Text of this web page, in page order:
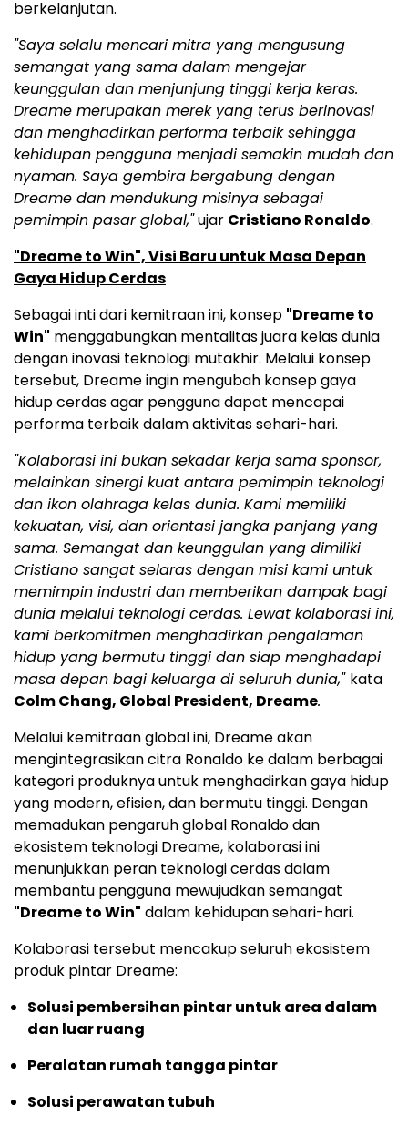
berkelanjutan.
"Saya selalu mencari mitra yang mengusung
semangat yang sama dalam mengejar
keunggulan dan menjunjung tinggi kerja keras.
Dreame merupakan merek yang terus berinovasi
dan menghadirkan performa terbaik sehingga
kehidupan pengguna menjadi semakin mudah dan
nyaman. Saya gembira bergabung dengan
Dreame dan mendukung misinya sebagai
pemimpin pasar global,"ujar Cristiano Ronaldo.
"Dreame to Win", Visi Baru untuk Masa Depan
Gaya Hidup Cerdas
Sebagai inti dari kemitraan ini, konsep "Dreame to
Win" menggabungkan mentalitas juara kelas dunia
dengan inovasi teknologi mutakhir. Melalui konsep
tersebut, Dreame ingin mengubah konsep gaya
hidup cerdas agar pengguna dapat mencapai
performa terbaik dalam aktivitas sehari-hari.
"Kolaborasi ini bukan sekadar kerja sama sponsor,
melainkan sinergi kuat antara pemimpin teknologi
dan ikon olahraga kelas dunia. Kami memiliki
kekuatan, visi, dan orientasi jangka panjang yang
sama. Semangat dan keunggulan yang dimiliki
Cristiano sangat selaras dengan misi kami untuk
memimpin industri dan memberikan dampak bagi
dunia melalui teknologi cerdas. Lewat kolaborasi ini,
kami berkomitmen menghadirkan pengalaman
hidup yang bermutu tinggi dan siap menghadapi
masa depan bagi keluarga di seluruh dunia," kata
Colm Chang, Global President, Dreame.
Melalui kemitraan global ini, Dreame akan
mengintegrasikan citra Ronaldo ke dalam berbagai
kategori produknya untuk menghadirkan gaya hidup
yang modern, efisien, dan bermutu tinggi. Dengan
memadukan pengaruh global Ronaldo dan
ekosistem teknologi Dreame, kolaborasi ini
menunjukkan peran teknologi cerdas dalam
membantu pengguna mewujudkan semangat
"Dreame to Win" dalam kehidupan sehari-hari.
Kolaborasi tersebut mencakup seluruh ekosistem
produk pintar Dreame:
Solusi pembersihan pintar untuk area dalam
dan luar ruang
Peralatan rumah tangga pintar
Solusi perawatan tubuh